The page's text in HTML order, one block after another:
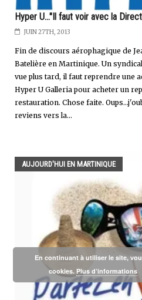
Hyper U..."Il faut voir avec la
JUIN 27TH, 2013
Fin de discours aérophagique de
Batelière en Martinique. Un
vue plus tard, il faut reprendre une
Hyper U Galleria pour acheter un
restauration. Chose faite.
reviens vers la...
AUJOURD'HUI EN MARTINIQUE
En continuant à utiliser le site,
cookies. Plus d’informations